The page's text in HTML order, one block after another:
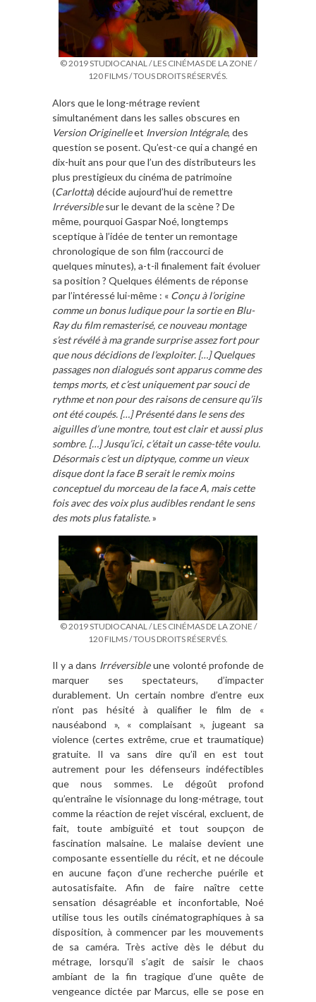
© 2019 STUDIOCANAL / LES CINÉMAS DE LA ZONE /
120 FILMS / TOUS DROITS RÉSERVÉS.
Alors que le long-métrage revient
simultanément dans les salles obscures en
Version Originelleet Inversion Intégrale, des
question se posent. Qu’est-ce qui a changé en
dix-huit ans pour que l’un des distributeurs les
plus prestigieux du cinéma de patrimoine
(Carlotta) décide aujourd’hui de remettre
Irréversiblesur le devant de la scène ? De
même, pourquoi Gaspar Noé, longtemps
sceptique à l’idée de tenter un remontage
chronologique de son film (raccourci de
quelques minutes), a-t-il finalement fait évoluer
sa position ? Quelques éléments de réponse
par l’intéressé lui-même : « Conçu à l’origine
comme un bonus ludique pour la sortie en Blu-
Ray du film remasterisé, ce nouveau montage
s’est révélé à ma grande surprise assez fort pour
que nous décidions de l’exploiter. […] Quelques
passages non dialogués sont apparus comme des
temps morts, et c’est uniquement par souci de
rythme et non pour des raisons de censure qu’ils
ont été coupés. […] Présenté dans le sens des
aiguilles d’une montre, tout est clair et aussi plus
sombre. […] Jusqu’ici, c’était un casse-tête voulu.
Désormais c’est un diptyque, comme un vieux
disque dont la face B serait le remix moins
conceptuel du morceau de la face A, mais cette
fois avec des voix plus audibles rendant le sens
des mots plus fataliste.»
© 2019 STUDIOCANAL / LES CINÉMAS DE LA ZONE /
120 FILMS / TOUS DROITS RÉSERVÉS.
Il y a dans Irréversibleune volonté profonde de
marquer ses spectateurs, d’impacter
durablement. Un certain nombre d’entre eux
n’ont pas hésité à qualifier le film de «
nauséabond », « complaisant », jugeant sa
violence (certes extrême, crue et traumatique)
gratuite. Il va sans dire qu’il en est tout
autrement pour les défenseurs indéfectibles
que nous sommes. Le dégoût profond
qu’entraîne le visionnage du long-métrage, tout
comme la réaction de rejet viscéral, excluent, de
fait, toute ambiguïté et tout soupçon de
fascination malsaine. Le malaise devient une
composante essentielle du récit, et ne découle
en aucune façon d’une recherche puérile et
autosatisfaite. Afin de faire naître cette
sensation désagréable et inconfortable, Noé
utilise tous les outils cinématographiques à sa
disposition, à commencer par les mouvements
de sa caméra. Très active dès le début du
métrage, lorsqu’il s’agit de saisir le chaos
ambiant de la fin tragique d’une quête de
vengeance dictée par Marcus, elle se pose en